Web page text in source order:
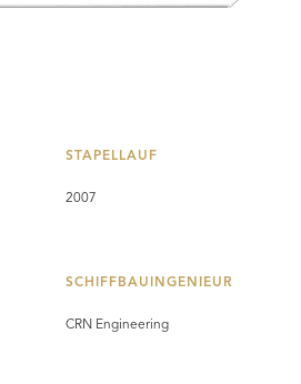
STAPELLAUF
2007
SCHIFFBAUINGENIEUR
CRN Engineering